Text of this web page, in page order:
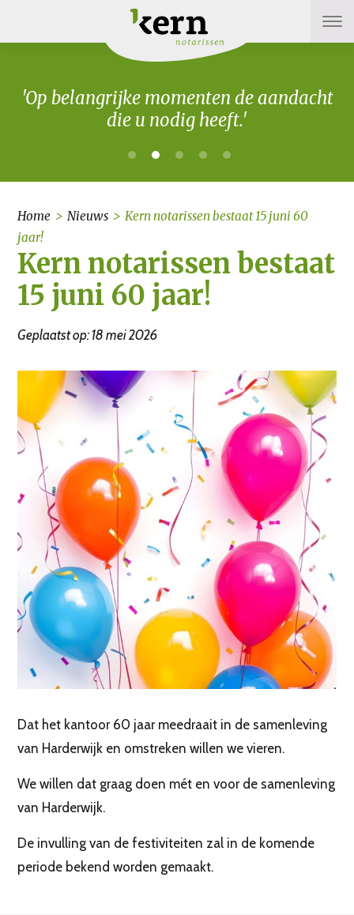
'Op belangrijke momenten de aandacht
die u nodig heeft.'
Home > Nieuws > Kern notarissen bestaat 15 juni 60
jaar!
Kern notarissen bestaat
15 juni 60 jaar!
Geplaatst op: 18 mei 2026
Dat het kantoor 60 jaar meedraait in de samenleving
van Harderwijk en omstreken willen we vieren.
We willen dat graag doen mét en voor de samenleving
van Harderwijk.
De invulling van de festiviteiten zal in de komende
periode bekend worden gemaakt.